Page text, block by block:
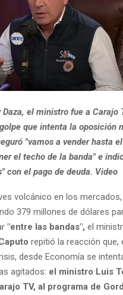
el ministro fue a Carajo
que intenta la oposición
"vamos a vender hasta
el techo de la banda" e
con el pago de deuda. Video
volcánico en los
379 millones de dólares
"entre las bandas", el
repitió la reacción que,
desde Economía se
agitados: el ministro Luis
TV, al programa de